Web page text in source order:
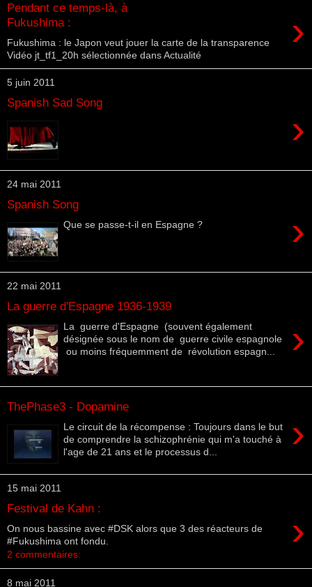
Pendant ce temps-là, à
Fukushima :
›
Fukushima : le Japon veut jouer la carte de la transparence
Vidéo jt_tf1_20h sélectionnée dans Actualité
5 juin 2011
Spanish Sad Song
›
24 mai 2011
Spanish Song
›
Que se passe-t-il en Espagne ?
22 mai 2011
La guerre d'Espagne 1936-1939
›
La guerre d'Espagne (souvent également
désignée sous le nom de guerre civile espagnole
ou moins fréquemment de révolution espagn...
ThePhase3 - Dopamine
›
Le circuit de la récompense : Toujours dans le but
de comprendre la schizophrénie qui m'a touché à
l'age de 21 ans et le processus d...
15 mai 2011
Festival de Kahn : ›
On nous bassine avec #DSK alors que 3 des réacteurs de
#Fukushima ont fondu.
2 commentaires:
8 mai 2011